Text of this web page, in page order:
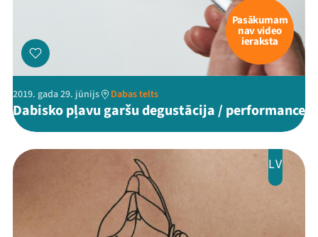
Kontakti
Pasākumam
nav video
ieraksta
2019. gada 29. jūnijs Dabas telts
Dabisko pļavu garšu degustācija / performance
LV